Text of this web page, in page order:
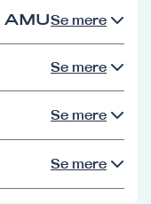
Se mere
Se mere
Se mere
Se mere